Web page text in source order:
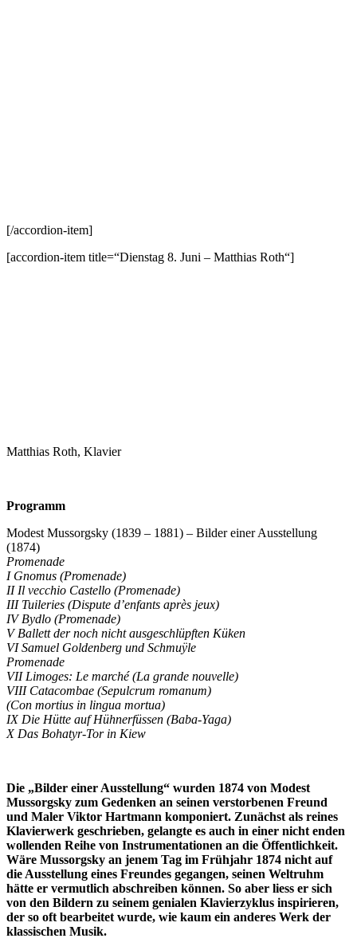
[/accordion-item]
[accordion-item title=“Dienstag 8. Juni – Matthias Roth“]
Matthias Roth, Klavier
Programm
Modest Mussorgsky (1839 – 1881) – Bilder einer Ausstellung
(1874)
Promenade
I Gnomus (Promenade)
II Il vecchio Castello (Promenade)
III Tuileries (Dispute d’enfants après jeux)
IV Bydlo (Promenade)
V Ballett der noch nicht ausgeschlüpften Küken
VI Samuel Goldenberg und Schmuÿle
Promenade
VII Limoges: Le marché (La grande nouvelle)
VIII Catacombae (Sepulcrum romanum)
(Con mortius in lingua mortua)
IX Die Hütte auf Hühnerfüssen (Baba-Yaga)
X Das Bohatyr-Tor in Kiew
Die „Bilder einer Ausstellung“ wurden 1874 von Modest
Mussorgsky zum Gedenken an seinen verstorbenen Freund
und Maler Viktor Hartmann komponiert. Zunächst als reines
Klavierwerk geschrieben, gelangte es auch in einer nicht enden
wollenden Reihe von Instrumentationen an die Öffentlichkeit.
Wäre Mussorgsky an jenem Tag im Frühjahr 1874 nicht auf
die Ausstellung eines Freundes gegangen, seinen Weltruhm
hätte er vermutlich abschreiben können. So aber liess er sich
von den Bildern zu seinem genialen Klavierzyklus inspirieren,
der so oft bearbeitet wurde, wie kaum ein anderes Werk der
klassischen Musik.